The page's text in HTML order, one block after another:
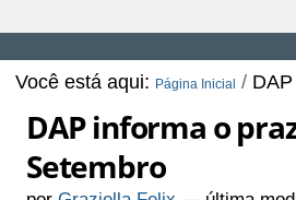
Você está aqui: Página Inicial /
DAP informa o
Setembro